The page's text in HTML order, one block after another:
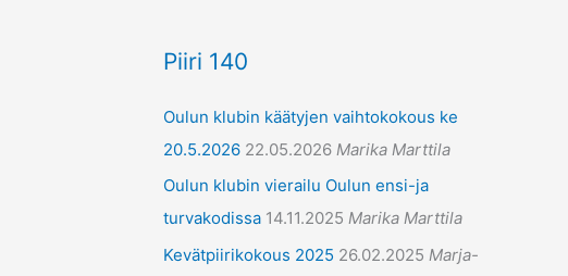
Piiri 140
Oulun klubin käätyjen vaihtokokous ke
20.5.2026 22.05.2026 Marika Marttila
Oulun klubin vierailu Oulun ensi-ja
turvakodissa 14.11.2025 Marika Marttila
Kevätpiirikokous 2025 26.02.2025 Marja-